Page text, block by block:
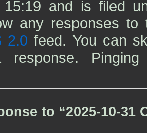
15:19 and is filed
any responses to
2.0 feed. You can
response.
to “2025-10-31